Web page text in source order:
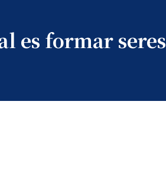
es formar seres